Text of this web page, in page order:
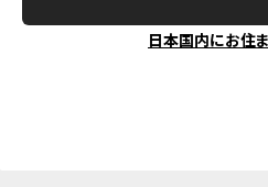
日本国内にお住